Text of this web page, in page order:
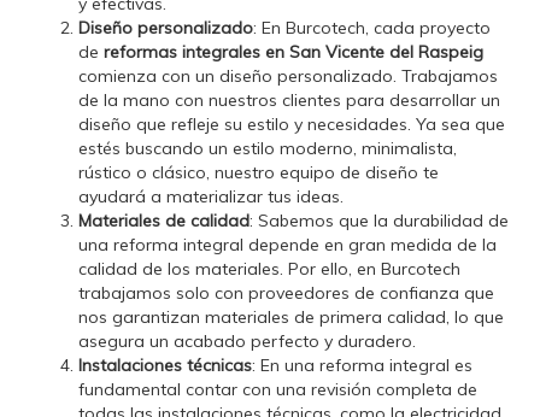
Diseño personalizado: En Burcotech, cada proyecto
de reformas integrales en San Vicente del Raspeig
comienza con un diseño personalizado. Trabajamos
de la mano con nuestros clientes para desarrollar un
diseño que refleje su estilo y necesidades. Ya sea que
estés buscando un estilo moderno, minimalista,
rústico o clásico, nuestro equipo de diseño te
ayudará a materializar tus ideas.
Materiales de calidad: Sabemos que la durabilidad de
una reforma integral depende en gran medida de la
calidad de los materiales. Por ello, en Burcotech
trabajamos solo con proveedores de confianza que
nos garantizan materiales de primera calidad, lo que
asegura un acabado perfecto y duradero.
Instalaciones técnicas: En una reforma integral es
fundamental contar con una revisión completa de